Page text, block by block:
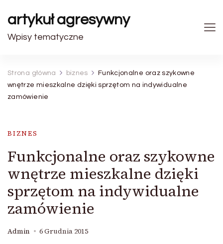
artykuł agresywny
Wpisy tematyczne
Strona główna biznes
Funkcjonalne oraz szykowne
wnętrze mieszkalne dzięki sprzętom na indywidualne
zamówienie
BIZNES
Funkcjonalne oraz szykowne
wnętrze mieszkalne dzięki
sprzętom na indywidualne
zamówienie
Admin 6 Grudnia 2015